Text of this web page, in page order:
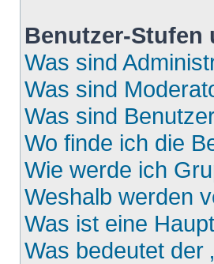
Benutzer-Stufen
Was sind
Was sind
Was sind
Wo finde ich die
Wie werde ich
Weshalb werden
Was ist eine
Was bedeutet der